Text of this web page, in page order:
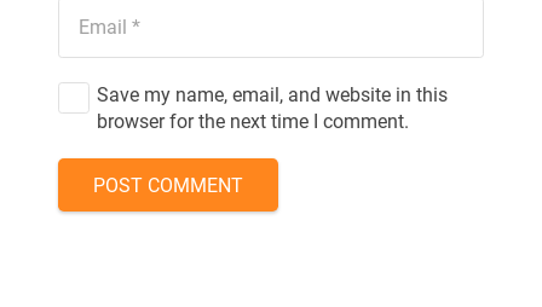
Save my name, email, and website in this
browser for the next time I comment.
POST COMMENT